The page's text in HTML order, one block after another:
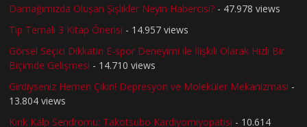
Damağımızda Oluşan Şişlikler Neyin Habercisi? - 47.978 views
Tıp Temalı 3 Kitap Önerisi - 14.957 views
Görsel Seçici Dikkatin E-spor Deneyimi ile İlişkili Olarak Hızlı Bir
Biçimde Gelişmesi - 14.710 views
Girdiyseniz Hemen Çıkın! Depresyon ve Moleküler Mekanizması -
13.804 views
Kırık Kalp Sendromu: Takotsubo Kardiyomiyopatisi - 10.614